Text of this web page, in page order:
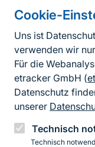
Cookie-
Uns ist
verwenden wir
Für die
etracker GmbH (
Datenschutz
unserer
Technisch
Technisch